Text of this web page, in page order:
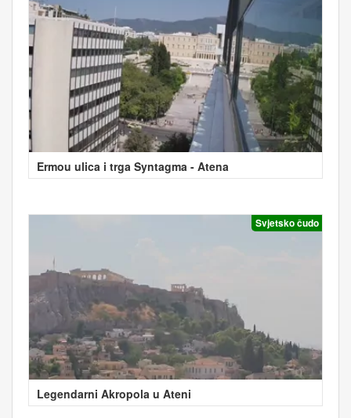
Ermou ulica i trga Syntagma - Atena
Svjetsko čudo
Legendarni Akropola u Ateni